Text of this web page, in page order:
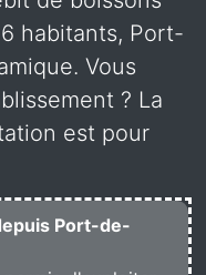
habitants, Port-
Vous
? La
est pour
Port-de-